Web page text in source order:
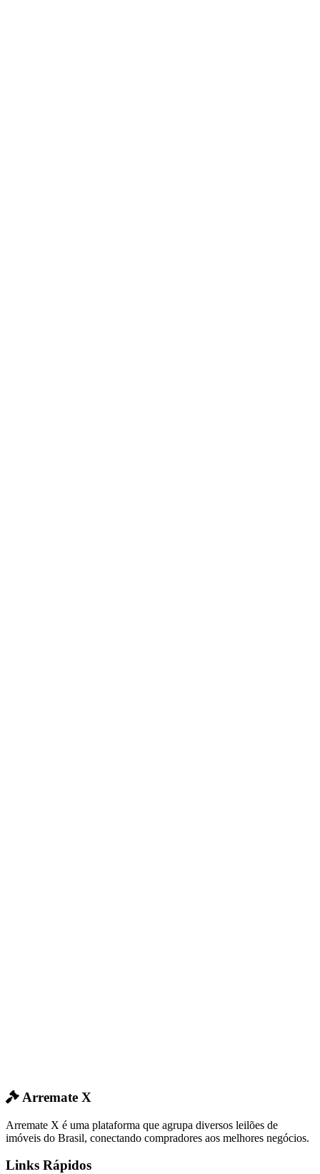
Arremate X
Arremate X é uma plataforma que agrupa diversos leilões de
imóveis do Brasil, conectando compradores aos melhores negócios.
Links Rápidos